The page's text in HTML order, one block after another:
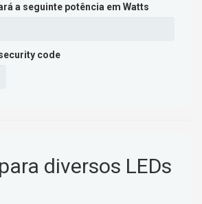
a seguinte potência em Watts
code
diversos LEDs